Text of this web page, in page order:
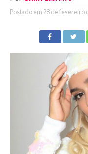
Postado em 28 de fevereiro